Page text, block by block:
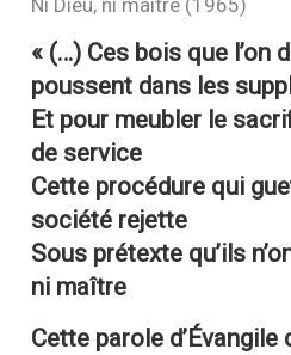
« (…) Ces bois que l’on
poussent dans les
Et pour meubler le
de service
Cette procédure qui
société rejette
Sous prétexte qu’ils
ni maître
Cette parole